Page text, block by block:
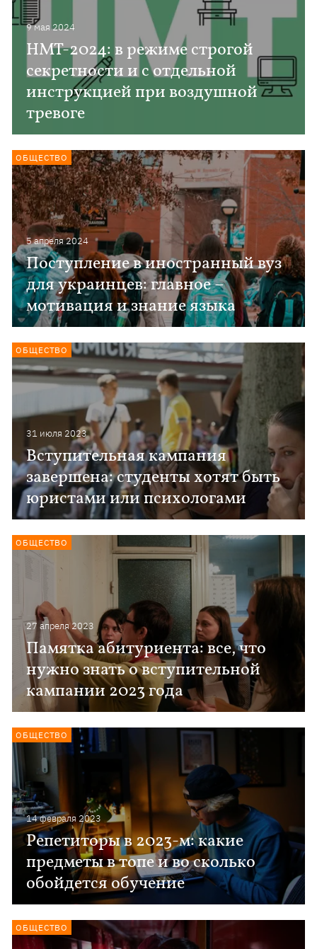
9 мая 2024
НМТ-2024: в режиме строгой
секретности и с отдельной
инструкцией при воздушной
тревоге
5 апреля 2024
Поступление в иностранный вуз
для украинцев: главное –
мотивация и знание языка
ОБЩЕСТВО
31 июля 2023
Вступительная кампания
завершена: студенты хотят быть
юристами или психологами
ОБЩЕСТВО
27 апреля 2023
Памятка абитуриента: все, что
нужно знать о вступительной
кампании 2023 года
ОБЩЕСТВО
14 февраля 2023
Репетиторы в 2023-м: какие
предметы в топе и во сколько
обойдется обучение
ОБЩЕСТВО
ОБЩЕСТВО